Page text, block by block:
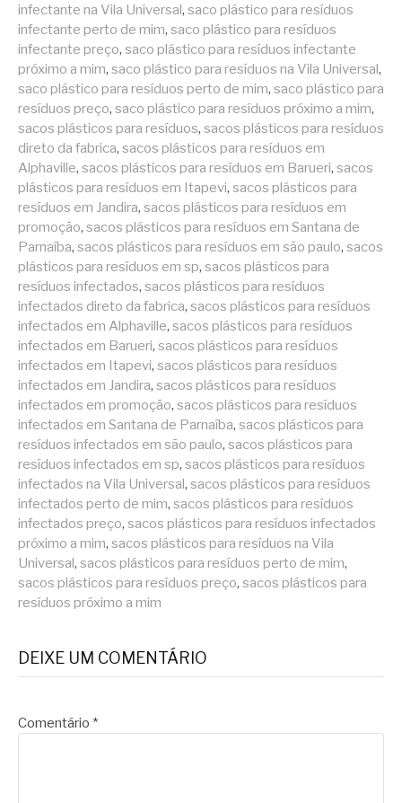
infectante na Vila Universal , saco plástico para resíduos
infectante perto de mim, saco plástico para resíduos
infectante preço, saco plástico para resíduos infectante
próximo a mim, saco plástico para resíduos na Vila Universal ,
saco plástico para resíduos perto de mim, saco plástico para
resíduos preço, saco plástico para resíduos próximo a mim,
sacos plásticos para resíduos, sacos plásticos para resíduos
direto da fabrica, sacos plásticos para resíduos em
Alphaville, sacos plásticos para resíduos em Barueri, sacos
plásticos para resíduos em Itapevi, sacos plásticos para
resíduos em Jandira, sacos plásticos para resíduos em
promoção, sacos plásticos para resíduos em Santana de
Parnaíba, sacos plásticos para resíduos em são paulo, sacos
plásticos para resíduos em sp, sacos plásticos para
resíduos infectados, sacos plásticos para resíduos
infectados direto da fabrica, sacos plásticos para resíduos
infectados em Alphaville, sacos plásticos para resíduos
infectados em Barueri, sacos plásticos para resíduos
infectados em Itapevi, sacos plásticos para resíduos
infectados em Jandira, sacos plásticos para resíduos
infectados em promoção, sacos plásticos para resíduos
infectados em Santana de Parnaíba, sacos plásticos para
resíduos infectados em são paulo, sacos plásticos para
resíduos infectados em sp, sacos plásticos para resíduos
infectados na Vila Universal , sacos plásticos para resíduos
infectados perto de mim, sacos plásticos para resíduos
infectados preço, sacos plásticos para resíduos infectados
próximo a mim, sacos plásticos para resíduos na Vila
Universal , sacos plásticos para resíduos perto de mim,
sacos plásticos para resíduos preço, sacos plásticos para
resíduos próximo a mim
DEIXE UM COMENTÁRIO
Comentário *